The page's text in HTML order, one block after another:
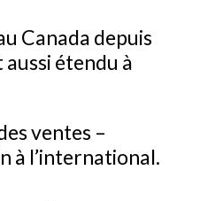
Canada depuis
aussi étendu à
ventes –
à l’international.